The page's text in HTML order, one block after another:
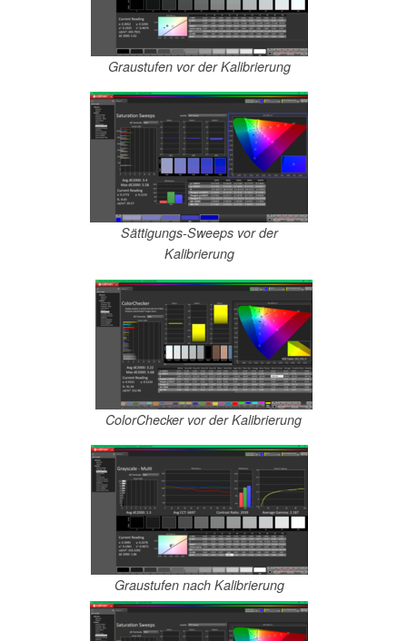
Graustufen vor der Kalibrierung
Sättigungs-Sweeps vor der
Kalibrierung
ColorChecker vor der Kalibrierung
Graustufen nach Kalibrierung